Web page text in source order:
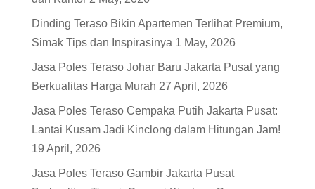
Dinding Teraso Bikin Apartemen Terlihat Premium,
Simak Tips dan Inspirasinya 1 May, 2026
Jasa Poles Teraso Johar Baru Jakarta Pusat yang
Berkualitas Harga Murah 27 April, 2026
Jasa Poles Teraso Cempaka Putih Jakarta Pusat:
Lantai Kusam Jadi Kinclong dalam Hitungan Jam!
19 April, 2026
Jasa Poles Teraso Gambir Jakarta Pusat